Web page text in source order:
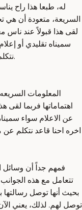
له، طبعا هذا راح
السريعة، متعودة أن هي
لقى هذا قبولاً عند ناس
سميناه تقليدي أو
نتكلم عن محتوى وعن قناة وعن وسيلة للتوصيل.
المعلومات
اهتماماتها فربما لقى
عن الاعلام سواء
اخره احنا قاعد نتكلم
فمهم جداً أن وسائل
تتعامل مع هذه
بحيث أنها توصل رسالتها
توصل لهم. لذلك، يعني